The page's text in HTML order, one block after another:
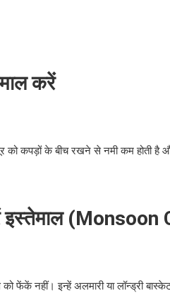
करें
को कपड़ों के बीच रखने से नमी कम होती है
(Monsoon
को फेंकें नहीं। इन्हें अलमारी या लॉन्ड्री